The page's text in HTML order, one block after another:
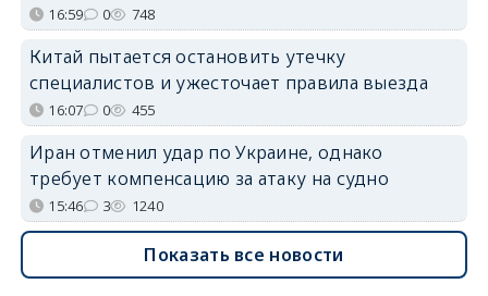
16:59 0 748
Китай пытается остановить утечку
специалистов и ужесточает правила выезда
16:07 0 455
Иран отменил удар по Украине, однако
требует компенсацию за атаку на судно
15:46 3 1240
Показать все новости